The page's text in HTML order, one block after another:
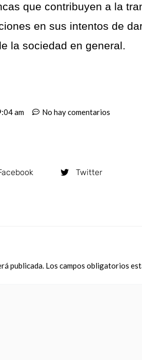
que contribuyen a la
en sus intentos de
la sociedad en general.
am No hay comentarios
Twitter
publicada. Los campos obligatorios